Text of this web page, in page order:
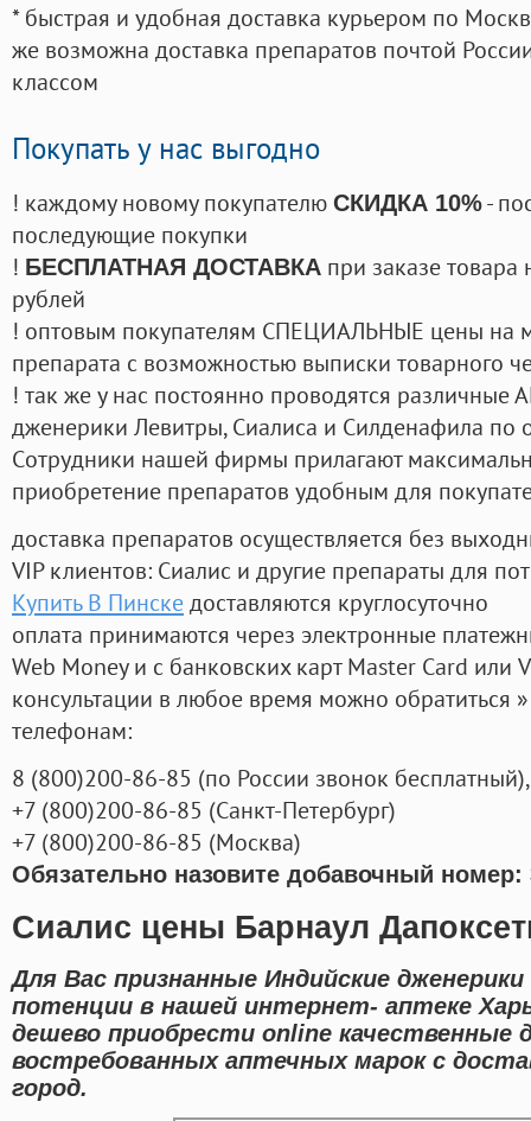
* быстрая и удобная доставка курьером по
же возможна доставка препаратов почтой
классом
Покупать у нас выгодно
! каждому новому покупателю СКИДКА 10%-
последующие покупки
! БЕСПЛАТНАЯ ДОСТАВКА при заказе
рублей
! оптовым покупателям СПЕЦИАЛЬНЫЕ цены на
препарата с возможностью выписки товарного
! так же у нас постоянно проводятся
дженерики Левитры, Сиалиса и Силденафила по
Cотрудники нашей фирмы прилагают
приобретение препаратов удобным для
доставка препаратов осуществляется без
VIP клиентов: Сиалис и другие препараты для
Купить В Пинскедоставляются круглосуточно
оплата принимаются через электронные
Web Money и с банковских карт Master Card или
консультации в любое время можно обратиться
телефонам:
8 (800)200-86-85 (по России звонок бесплатный),
+7 (800)200-86-85 (Санкт-Петербург)
+7 (800)200-86-85 (Москва)
Обязательно назовите добавочный номер:
Сиалис цены Барнаул
Для Вас признанные Индийские
потенции в нашей интернет- аптеке
дешево приобрести online качественные
востребованных аптечных марок с
город.